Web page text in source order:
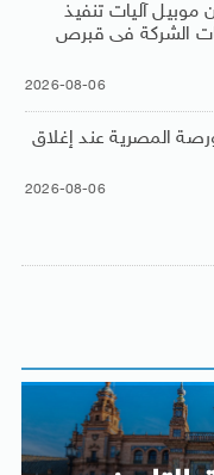
موبيل آليات تنفيذ
الشركة فى قبرص
2026-08-06
المصرية عند إغلاق
2026-08-06